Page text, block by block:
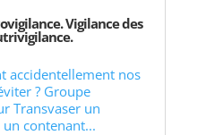
Vigilance des
accidentellement nos
? Groupe
Transvaser un
contenant...